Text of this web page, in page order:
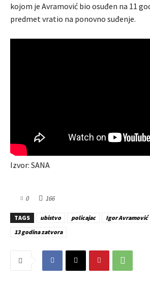
kojom je Avramović bio osuđen na 11
predmet vratio na ponovno suđenje.
Izvor: SANA
0 166
TAGS ubistvo policajac Igor Avramović
13 godina zatvora